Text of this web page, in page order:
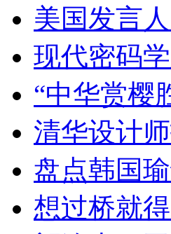
美国发言
现代密码
“中华赏樱
清华设计
盘点韩国
想过桥就